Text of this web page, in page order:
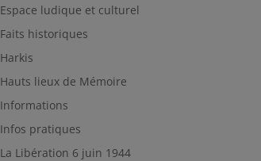
Espace ludique et culturel
Faits historiques
Harkis
Hauts lieux de Mémoire
Informations
Infos pratiques
La Libération 6 juin 1944